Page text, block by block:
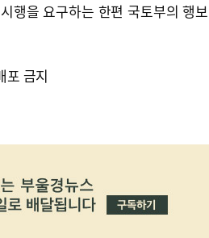
행을 요구하는 한편 국토부의 행보
금지